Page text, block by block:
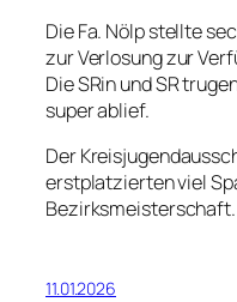
Die Fa. Nölp stellte
zur Verlosung zur
Die SRin und SR
super ablief.
Der
erstplatzierten viel
Bezirksmeisterschaft.
11.01.2026